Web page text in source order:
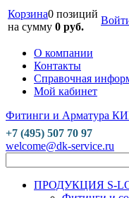
Корзина0 позиций
на сумму 0 руб.
О компании
Контакты
Справочная
Мой кабинет
Фитинги и Арматура
+7 (495) 507 70 97
welcome@dk-service.ru
ПРОДУКЦИЯ S-